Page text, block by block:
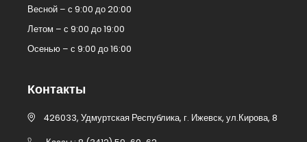
Весной – с 9:00 до 20:00
Летом – с 9:00 до 19:00
Осенью – с 9:00 до 16:00
Контакты
426033, Удмуртская Республика, г. Ижевск, ул.Кирова, 8